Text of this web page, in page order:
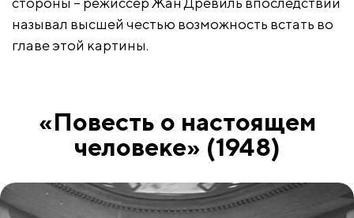
называл высшей честью возможность встать во
главе этой картины.
«Повесть о настоящем
человеке» (1948)